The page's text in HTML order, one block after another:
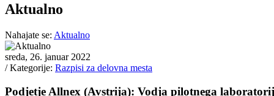
Aktualno
Nahajate se: Aktualno
sreda, 26. januar 2022
/ Kategorije: Razpisi za delovna mesta
Podjetje Allnex (Avstrija): Vodja pilotnega